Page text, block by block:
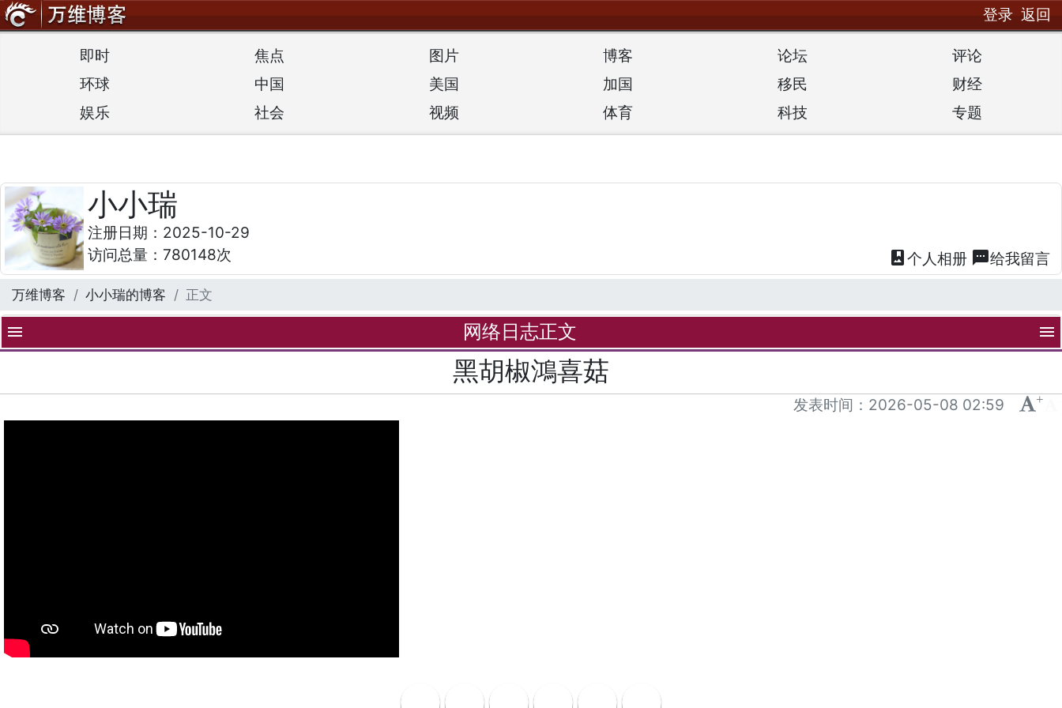
登录 返回
即时 焦点 图片 博客 论坛
评论
环球
中国 美国 加国 移民
财经
娱乐
社会 视频 体育 科技 专题
小小瑞
注册日期：2025-10-29
访问总量：780148次
photo_album 个人相册 textsms给我留言
万维博客 小小瑞的博客 正文
menu 网络日志正文 menu
黑胡椒鴻喜菇
发表时间： 2026-05-08 02:59 +